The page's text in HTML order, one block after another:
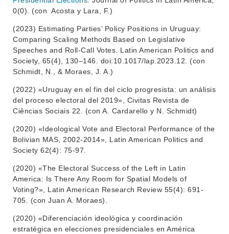
INVESTIGACIÓN
EXTENSIÓN
SERVICIOS
LLAMADOS
NOTICIAS
CONTACTO
POSGRADOS
EDUCACIÓN PERMANENTE
MOVILIDAD ACADÉMICA
0(0). (con Acosta y Lara, F.)
(2023) Estimating Parties’ Policy Positions in Uruguay:
Comparing Scaling Methods Based on Legislative
Speeches and Roll-Call Votes. Latin American Politics and
Society, 65(4), 130–146. doi:10.1017/lap.2023.12. (con
Schmidt, N., & Moraes, J. A.)
(2022) «Uruguay en el fin del ciclo progresista: un análisis
del proceso electoral del 2019», Civitas Revista de
Ciências Sociais 22. (con A. Cardarello y N. Schmidt)
(2020) «Ideological Vote and Electoral Performance of the
Bolivian MAS, 2002-2014», Latin American Politics and
Society 62(4): 75-97.
(2020) «The Electoral Success of the Left in Latin
America: Is There Any Room for Spatial Models of
Voting?», Latin American Research Review 55(4): 691-
705. (con Juan A. Moraes).
(2020) «Diferenciación ideológica y coordinación
estratégica en elecciones presidenciales en América